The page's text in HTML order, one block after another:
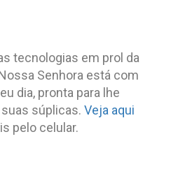
tecnologias em prol da
Senhora está com
dia, pronta para lhe
súplicas. Veja aqui
pelo celular.